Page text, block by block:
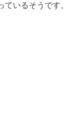
ているそうです。